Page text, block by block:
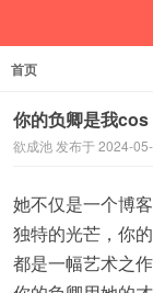
首页
你的负卿是我
欲成池 发布于 2024-
她不仅是一个博
独特的光芒，你
都是一幅艺术之